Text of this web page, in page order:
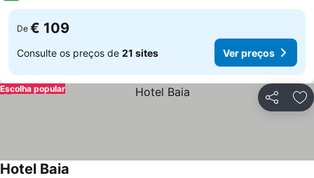
De € 109
Consulte os preços de 21 sites Ver preços
Partilhar
Escolha popular
Hotel Baia